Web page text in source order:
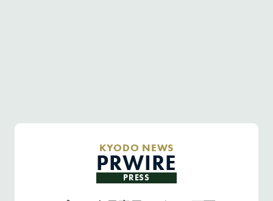
KYODO NEWS
PRWIRE
PRESS